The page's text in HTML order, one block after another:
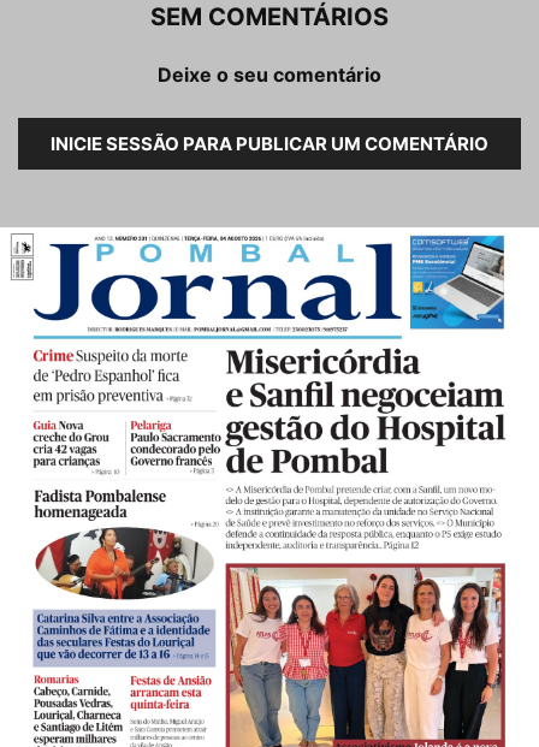
SEM COMENTÁRIOS
Deixe o seu comentário
INICIE SESSÃO PARA PUBLICAR UM COMENTÁRIO